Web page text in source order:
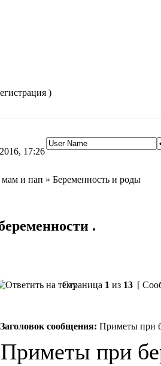
)
17:26
и пап » Беременность и роды
.
Страница 1 из 13 [
Заголовок сообщения: Приметы при
Приметы при